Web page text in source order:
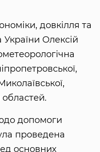
довкілля та
України Олексій
областей.
допомоги
проведена
основних